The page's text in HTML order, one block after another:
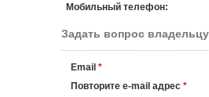
Мобильный телефон:
Задать вопрос
Email *
Повторите e-mail адрес *